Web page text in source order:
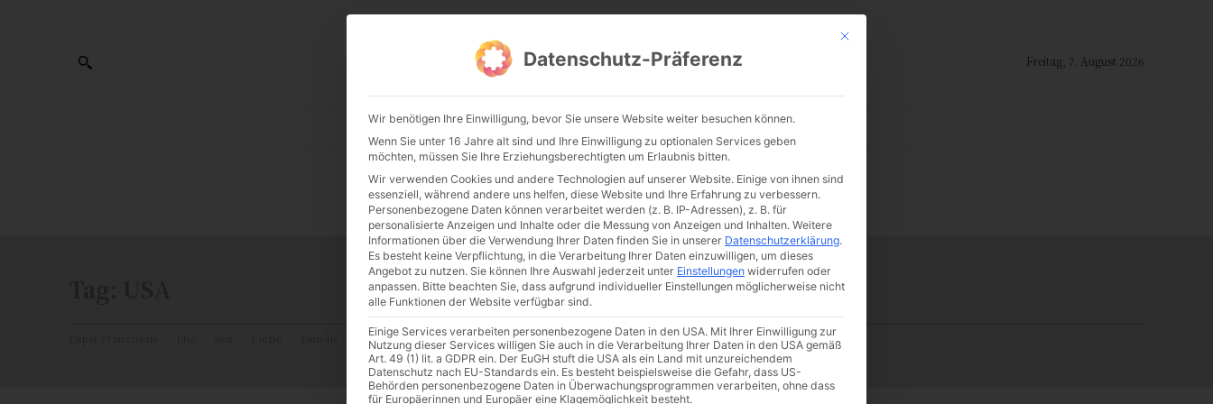
CATHWALK.DE Freitag, 7. August 2026
ALTE MESSE GLAUBE KULTUR FRÖMMIGKEIT TRADITION
Katholizismus Franziskus 50 Jahre Humanae vitae Katholische Kirche
Mit diesem Button wird der Dialog geschlossen. Seine Funktionalität ist
Datenschutz-Präferenz
Wir benötigen Ihre Einwilligung, bevor Sie unsere Website weiter besuchen können.
Wenn Sie unter 16 Jahre alt sind und Ihre Einwilligung zu optionalen Services geben
möchten, müssen Sie Ihre Erziehungsberechtigten um Erlaubnis bitten.
Wir verwenden Cookies und andere Technologien auf unserer Website. Einige von ihnen sind
essenziell, während andere uns helfen, diese Website und Ihre Erfahrung zu verbessern.
Personenbezogene Daten können verarbeitet werden (z. B. IP-Adressen), z. B. für
personalisierte Anzeigen und Inhalte oder die Messung von Anzeigen und Inhalten. Weitere
Informationen über die Verwendung Ihrer Daten finden Sie in unserer Datenschutzerklärung.
Es besteht keine Verpflichtung, in die Verarbeitung Ihrer Daten einzuwilligen, um dieses
Angebot zu nutzen. Sie können Ihre Auswahl jederzeit unter Einstellungen widerrufen oder
anpassen. Bitte beachten Sie, dass aufgrund individueller Einstellungen möglicherweise nicht
alle Funktionen der Website verfügbar sind.
Einige Services verarbeiten personenbezogene Daten in den USA. Mit Ihrer Einwilligung zur
Nutzung dieser Services willigen Sie auch in die Verarbeitung Ihrer Daten in den USA gemäß
Art. 49 (1) lit. a GDPR ein. Der EuGH stuft die USA als ein Land mit unzureichendem
Datenschutz nach EU-Standards ein. Es besteht beispielsweise die Gefahr, dass US-
Behörden personenbezogene Daten in Überwachungsprogrammen verarbeiten, ohne dass
für Europäerinnen und Europäer eine Klagemöglichkeit besteht.